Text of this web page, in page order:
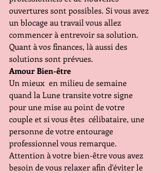
ouvertures sont possibles. Si vous avez
un blocage au travail vous allez
commencer à entrevoir sa solution.
Quant à vos finances, là aussi des
solutions sont prévues.
Amour Bien-être
Un mieux  en milieu de semaine
quand la Lune transite votre signe
pour une mise au point de votre
couple et si vous êtes  célibataire, une
personne de votre entourage
professionnel vous remarque.
Attention à votre bien-être vous avez
besoin de vous relaxer afin d'éviter le